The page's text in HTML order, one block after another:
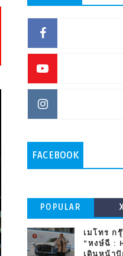
FACEBOOK
POPULAR
เมโทร ก
“หงษ์ฉี :